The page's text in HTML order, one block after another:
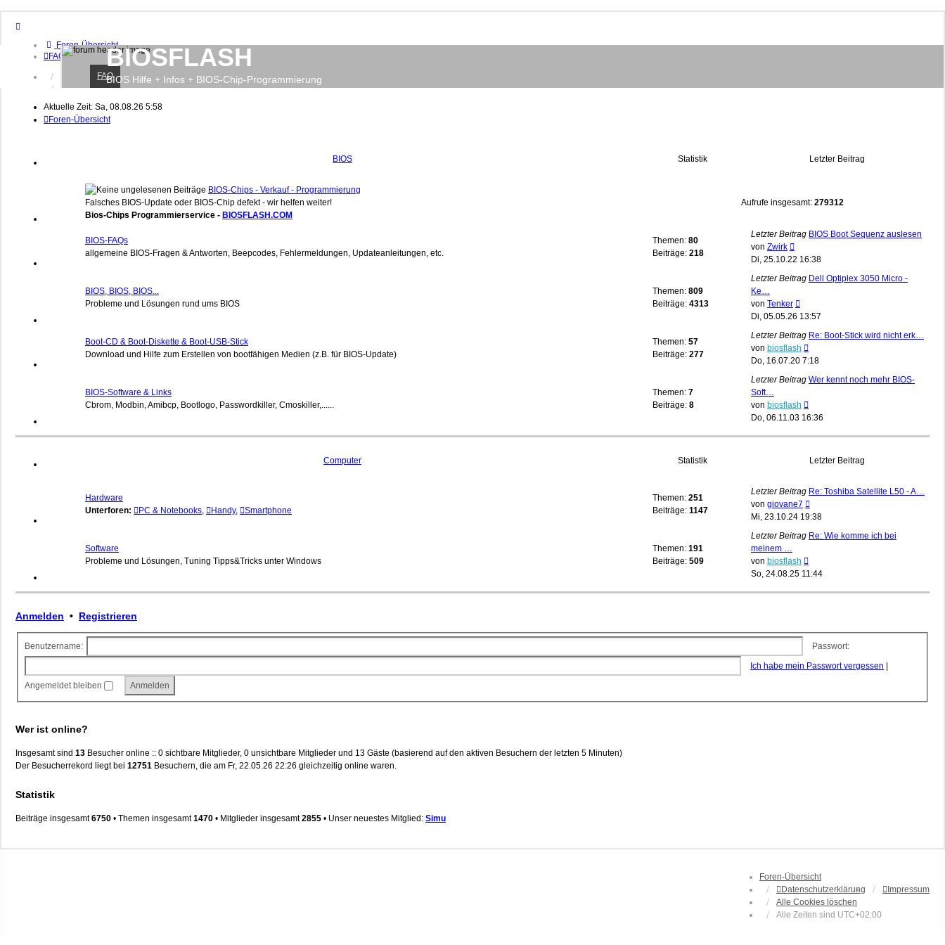
Foren-Übersicht
FAQ
Anmelden
Registrieren
BIOSFLASH
BIOS Hilfe + Infos + BIOS-Chip-Programmierung
FAQ
Aktuelle Zeit: Sa, 08.08.26 5:58
Foren-Übersicht
BIOS Statistik Letzter Beitrag
BIOS-Chips - Verkauf - Programmierung
Falsches BIOS-Update oder BIOS-Chip defekt - wir helfen weiter!
Bios-Chips Programmierservice - BIOSFLASH.COM
Aufrufe insgesamt: 279312
BIOS-FAQs
allgemeine BIOS-Fragen & Antworten, Beepcodes, Fehlermeldungen, Updateanleitungen, etc.
Themen: 80
Beiträge: 218
Letzter Beitrag BIOS Boot Sequenz auslesen
von Zwirk
Beitrag
Di, 25.10.22 16:38
BIOS, BIOS, BIOS...
Probleme und Lösungen rund ums BIOS
Themen: 809
Beiträge: 4313
Letzter Beitrag Dell Optiplex 3050 Micro -
Ke…
von Tenker
Beitrag
Di, 05.05.26 13:57
Boot-CD & Boot-Diskette & Boot-USB-Stick
Download und Hilfe zum Erstellen von bootfähigen Medien (z.B. für BIOS-Update)
Themen: 57
Beiträge: 277
Letzter Beitrag Re: Boot-Stick wird nicht erk…
von biosflash
Beitrag
Do, 16.07.20 7:18
BIOS-Software & Links
Cbrom, Modbin, Amibcp, Bootlogo, Passwordkiller, Cmoskiller,......
Themen: 7
Beiträge: 8
Letzter Beitrag Wer kennt noch mehr BIOS-
Soft…
von biosflash
Beitrag
Do, 06.11.03 16:36
Computer Statistik Letzter Beitrag
Hardware
Unterforen:
PC & Notebooks, Handy, Smartphone
Themen: 251
Beiträge: 1147
Letzter Beitrag Re: Toshiba Satellite L50 - A…
von giovane7
Beitrag
Mi, 23.10.24 19:38
Software
Probleme und Lösungen, Tuning Tipps&Tricks unter Windows
Themen: 191
Beiträge: 509
Letzter Beitrag Re: Wie komme ich bei
meinem …
von biosflash
Beitrag
So, 24.08.25 11:44
Anmelden • Registrieren
Benutzername:
Passwort:
Ich habe mein Passwort vergessen
Angemeldet bleiben
Wer ist online?
Insgesamt sind 13 Besucher online :: 0 sichtbare Mitglieder, 0 unsichtbare Mitglieder und 13 Gäste (basierend auf den aktiven Besuchern der letzten 5 Minuten)
Der Besucherrekord liegt bei 12751 Besuchern, die am Fr, 22.05.26 22:26 gleichzeitig online waren.
Statistik
Beiträge insgesamt6750 • Themen insgesamt1470 • Mitglieder insgesamt2855 • Unser neuestes Mitglied: Simu
Foren-Übersicht
Datenschutzerklärung
Impressum
Alle Cookies löschen
Alle Zeiten sind UTC+02:00